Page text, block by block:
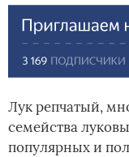
Лук репчатый,
семейства
популярных и